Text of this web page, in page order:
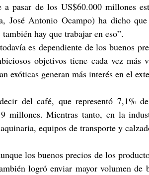
a pasar de los US$60.000 millones
José Antonio Ocampo) ha dicho
también hay que trabajar en eso”.
es dependiente de los buenos
objetivos tiene cada vez
exóticas generan más interés en el
del café, que representó 7,1%
millones. Mientras tanto, en la
equipos de transporte y
los buenos precios de los
logró enviar mayor volumen de